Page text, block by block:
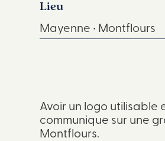
Lieu
Mayenne • Montflours
Avoir un logo utilisable
communique sur une
Montflours.